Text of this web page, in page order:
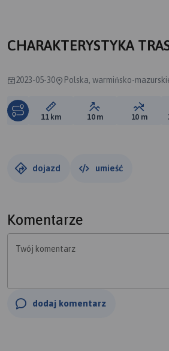
CHARAKTERYSTYKA
2023-05-30 Polska, warmińsko-
Długość trasy:
11 km Suma przewyższeń:
10 m Suma
10 m
dojazd umieść
Komentarze
Twój komentarz
dodaj komentarz